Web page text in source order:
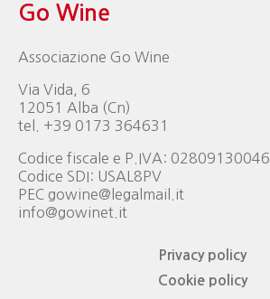
Go Wine
Associazione Go Wine
Via Vida, 6
12051 Alba (Cn)
tel. +39 0173 364631
Codice fiscale e P.IVA: 02809130046
Codice SDI: USAL8PV
PEC gowine@legalmail.it
info@gowinet.it
Privacy policy
Cookie policy